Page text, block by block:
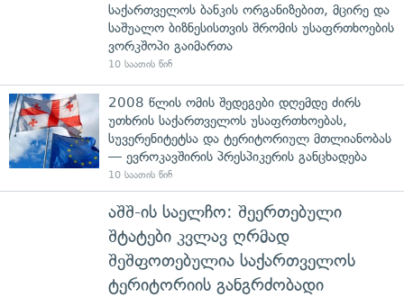
საქართველოს ბანკის ორგანიზებით, მცირე და
საშუალო ბიზნესისთვის შრომის უსაფრთხოების
ვორკშოპი გაიმართა
10 საათის წინ
2008 წლის ომის შედეგები დღემდე ძირს
უთხრის საქართველოს უსაფრთხოებას,
სუვერენიტეტსა და ტერიტორიულ მთლიანობას
— ევროკავშირის პრესპიკერის განცხადება
10 საათის წინ
აშშ-ის საელჩო: შეერთებული
შტატები კვლავ ღრმად
შეშფოთებულია საქართველოს
ტერიტორიის განგრძობადი